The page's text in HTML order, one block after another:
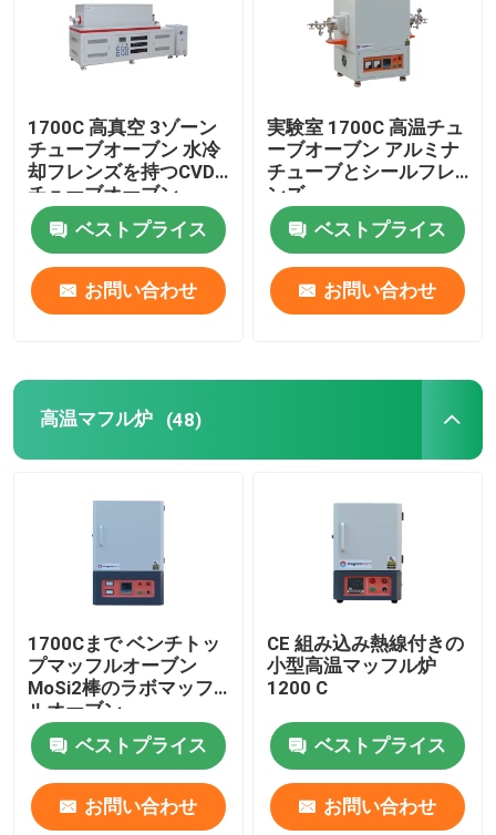
制御された大気炉
網ベルトの炉
エレベーター炉
熱処理の炉
オーブンのアクセサリー
1700C 高真空 3ゾーン
チューブオーブン 水冷
却フレンズを持つCVD
チューブオーブン
ベストプライス
お問い合わせ
実験室 1700C 高温チュ
ーブオーブン アルミナ
チューブとシールフレ
ンズ
ベストプライス
お問い合わせ
高温マフル炉 (48)
1700Cまで ベンチトッ
プマッフルオーブン
MoSi2棒のラボマッフ
ルオーブン
ベストプライス
お問い合わせ
CE 組み込み熱線付きの
小型高温マッフル炉
1200 C
ベストプライス
お問い合わせ